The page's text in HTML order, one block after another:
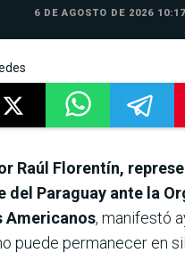
6 DE AGOSTO DE 2026 10:17
Raúl Florentín,
del Paraguay ante la
Americanos, manifestó
puede permanecer en